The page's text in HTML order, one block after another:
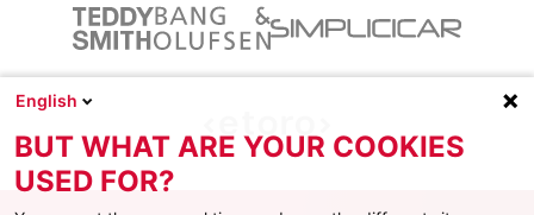
English
BUT WHAT ARE YOUR COOKIES
USED FOR?